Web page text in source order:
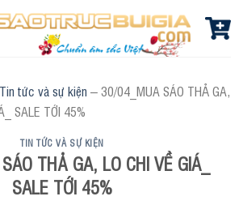
Tin tức và sự kiện –30/04_MUA SÁO THẢ GA,
SALE TỚI 45%
TIN TỨC VÀ SỰ KIỆN
THẢ GA, LO CHI VỀ GIÁ_
SALE TỚI 45%